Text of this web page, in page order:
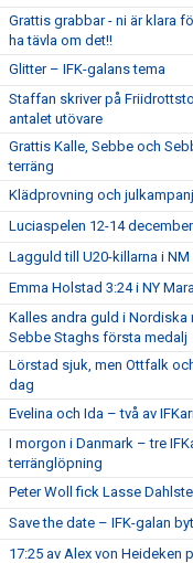
Grattis grabbar - ni är klara
ha tävla om det!!
Glitter – IFK-galans tema
Staffan skriver på
antalet utövare
Grattis Kalle, Sebbe och
terräng
Klädprovning och
Luciaspelen 12-14 december
Lagguld till U20-killarna i NM
Emma Holstad 3:24 i NY
Kalles andra guld i
Sebbe Staghs första medalj
Lörstad sjuk, men Ottfalk
dag
Evelina och Ida – två av
I morgon i Danmark – tre
terränglöpning
Peter Woll fick Lasse
Save the date – IFK-galan
17:25 av Alex von Heideken